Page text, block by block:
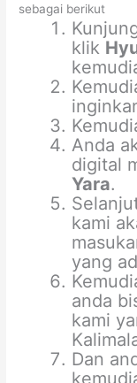
sebagai berikut
klik
Anda
digital
Yara.
kami
yang
anda
kami
Dan